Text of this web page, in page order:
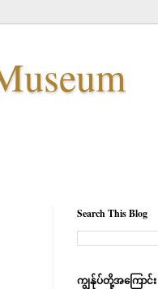
Search This Blog
ကျွန်ုပ်တို့အကြောင်း